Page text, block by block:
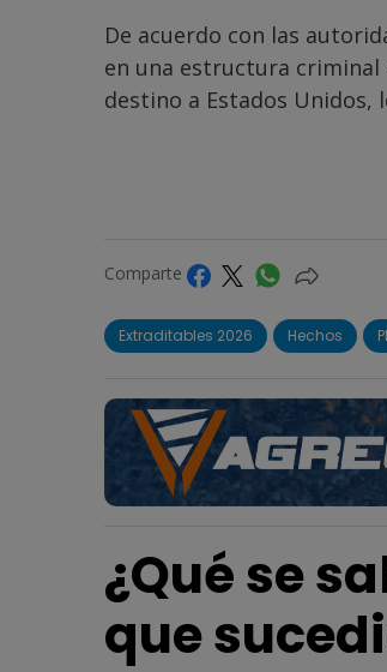
De acuerdo con las
en una estructura criminal
destino a Estados
Comparte
Extraditables 2026 Hechos
¿Qué se
que